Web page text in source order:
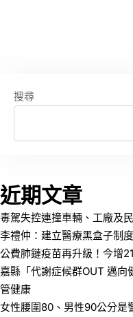
搜尋
近期文章
毒駕失控連撞車輛、工廠及
李禮仲：建立醫療黑盒子制
公費肺鏈疫苗再升級！今增
嘉縣「代謝症候群OUT 邁
管健康
女性腰圍80、男性90公分